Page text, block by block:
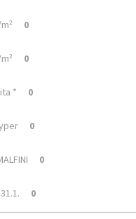
0
0
* 0
0
0
0